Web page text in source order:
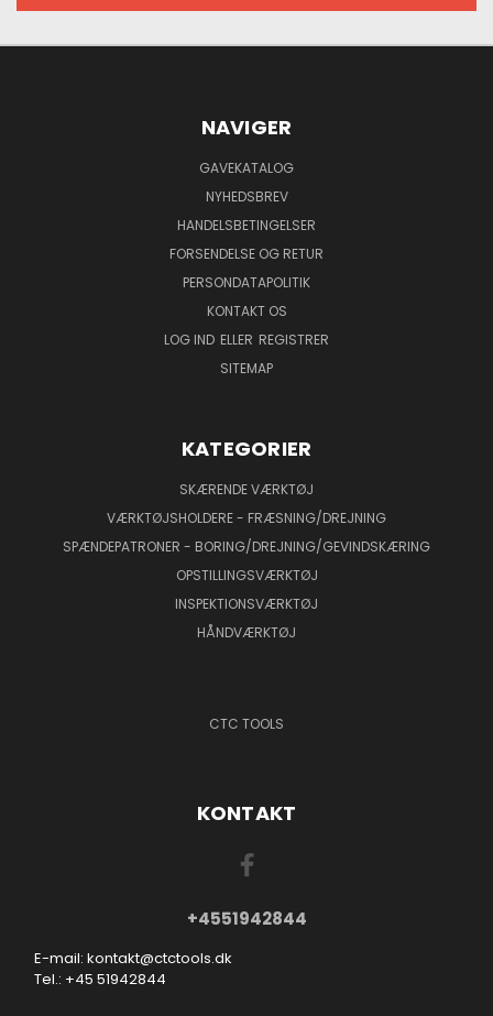
NAVIGER
GAVEKATALOG
NYHEDSBREV
HANDELSBETINGELSER
FORSENDELSE OG RETUR
PERSONDATAPOLITIK
KONTAKT OS
LOG IND ELLER REGISTRER
SITEMAP
KATEGORIER
SKÆRENDE VÆRKTØJ
VÆRKTØJSHOLDERE - FRÆSNING/DREJNING
SPÆNDEPATRONER - BORING/DREJNING/GEVINDSKÆRING
OPSTILLINGSVÆRKTØJ
INSPEKTIONSVÆRKTØJ
HÅNDVÆRKTØJ
CTC TOOLS
KONTAKT
+4551942844
E-mail: kontakt@ctctools.dk
Tel.: +45 51942844